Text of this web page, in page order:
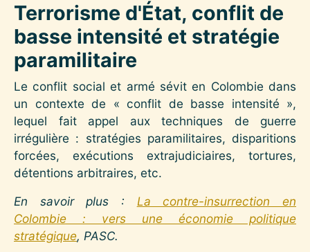
Terrorisme d'État, conflit de
basse intensité et stratégie
paramilitaire
Le conflit social et armé sévit en Colombie dans
un contexte de « conflit de basse intensité »,
lequel fait appel aux techniques de guerre
irrégulière : stratégies paramilitaires, disparitions
forcées, exécutions extrajudiciaires, tortures,
détentions arbitraires, etc.
En savoir plus : La contre-insurrection en
Colombie : vers une économie politique
stratégique, PASC.